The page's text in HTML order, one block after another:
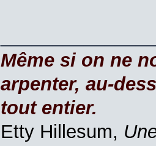
Même si on ne
arpenter, au-
tout entier.
Etty Hillesum,